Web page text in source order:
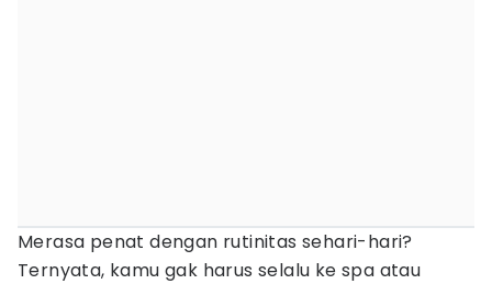
Merasa penat dengan rutinitas sehari-hari?
Ternyata, kamu gak harus selalu ke spa atau